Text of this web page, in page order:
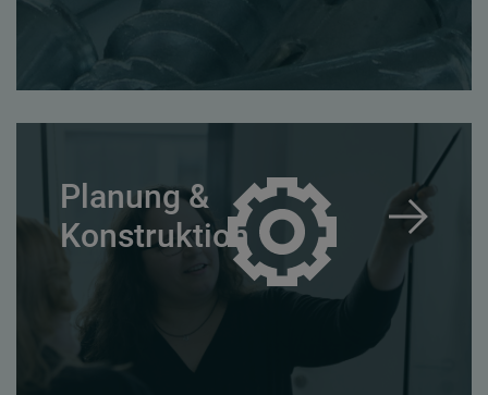
Planung &
Konstruktion